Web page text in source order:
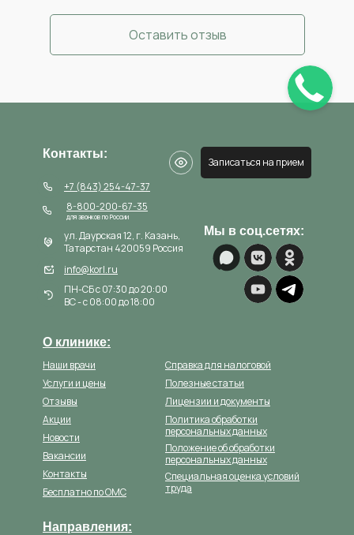
Оставить отзыв
Записаться на прием
Мы в соц.сетях:
О клинике:
Направления:
Наши врачи
Услуги и цены
Отзывы
Контакты:
Акции
Новости
Вакансии
ул. Даурская 12, г. Казань,
Татарстан 420059 Россия
ПН-СБ с 07:30 до 20:00
ВС - с 08:00 до 18:00
+7 (843) 254-47-37
Контакты
info@korl.ru
Бесплатно по ОМС
Справка для налоговой
Лицензии и документы
Политика обработки
персональных данных
Положение об обработки
персональных данных
для звонков по России
8-800-200-67-35
Специальная оценка условий
труда
Полезные статьи